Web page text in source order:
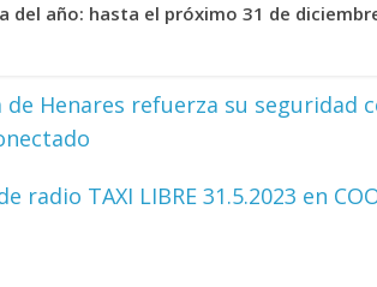
del año: hasta el próximo 31 de
de Henares refuerza su seguridad
radio TAXI LIBRE 31.5.2023 en